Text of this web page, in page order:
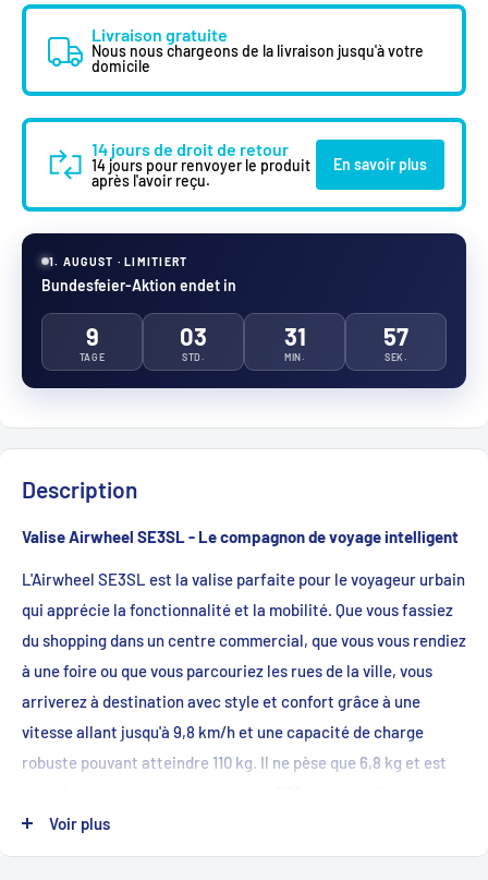
Livraison gratuite
Nous nous chargeons de la livraison jusqu'à votre
domicile
14 jours de droit de retour
14 jours pour renvoyer le produit
après l'avoir reçu.
En savoir plus
1. AUGUST · LIMITIERT
Bundesfeier-Aktion endet in
9
TAGE
03
STD.
31
MIN.
54
SEK.
Description
Valise Airwheel SE3SL - Le compagnon de voyage intelligent
L'Airwheel SE3SL est la valise parfaite pour le voyageur urbain
qui apprécie la fonctionnalité et la mobilité. Que vous fassiez
du shopping dans un centre commercial, que vous vous rendiez
à une foire ou que vous parcouriez les rues de la ville, vous
arriverez à destination avec style et confort grâce à une
vitesse allant jusqu'à 9,8 km/h et une capacité de charge
robuste pouvant atteindre 110 kg. Il ne pèse que 6,8 kg et est
chaque trajet un voyage sans effort.
Voir plus